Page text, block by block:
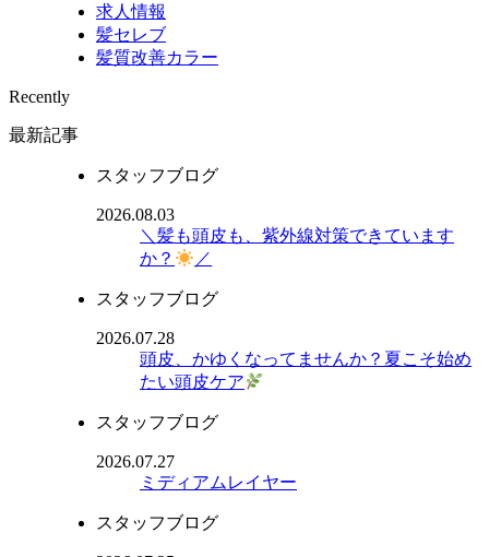
求人情報
髪セレブ
髪質改善カラー
Recently
最新記事
スタッフブログ
2026.08.03
＼髪も頭皮も、紫外線対策できています
か？
／
スタッフブログ
2026.07.28
頭皮、かゆくなってませんか？夏こそ始め
たい頭皮ケア
スタッフブログ
2026.07.27
ミディアムレイヤー
スタッフブログ